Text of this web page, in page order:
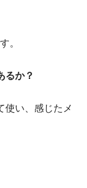
。
るか？
使い、感じたメ